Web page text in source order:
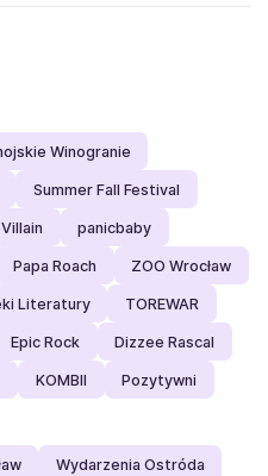
Winogranie
Summer Fall Festival
panicbaby
Papa Roach ZOO Wrocław
Literatury TOREWAR
Epic Rock Dizzee Rascal
KOMBII Pozytywni
Wydarzenia Ostróda